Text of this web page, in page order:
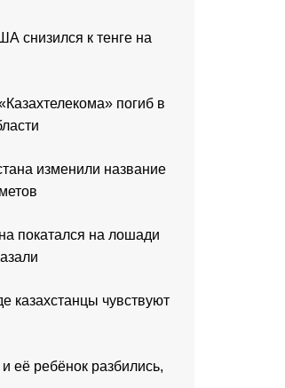
снизился к тенге на
погиб в
изменили название
покатался на лошади
казахстанцы чувствуют
её ребёнок разбились,